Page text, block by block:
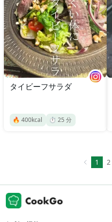
タイビーフサラダ
🔥 400kcal ⏱️ 25 分
1 2